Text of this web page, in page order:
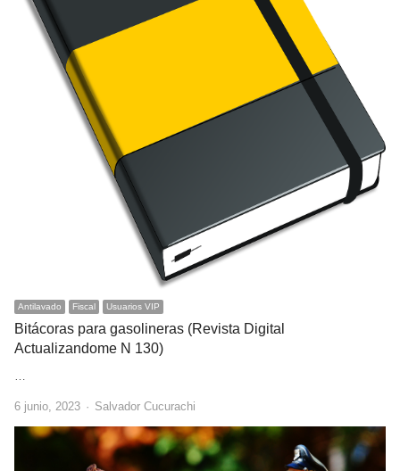
Antilavado Fiscal Usuarios VIP
Bitácoras para gasolineras (Revista Digital
Actualizandome N 130)
…
6 junio, 2023 Author
Salvador Cucurachi